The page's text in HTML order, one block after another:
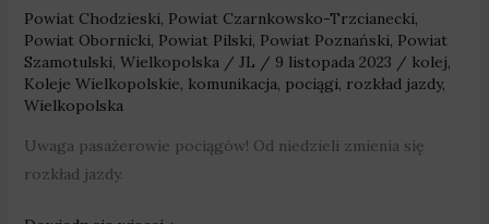
Powiat Chodzieski, Powiat Czarnkowsko-Trzcianecki,
Powiat Obornicki, Powiat Pilski, Powiat Poznański, Powiat
Szamotulski, Wielkopolska/ JL / 9 listopada 2023 / kolej,
Koleje Wielkopolskie, komunikacja, pociągi, rozkład jazdy,
Wielkopolska
Uwaga pasażerowie pociągów! Od niedzieli zmienia się
rozkład jazdy.